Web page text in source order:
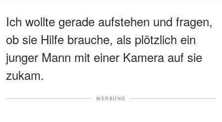
Ich wollte gerade aufstehen und fragen,
ob sie Hilfe brauche, als plötzlich ein
junger Mann mit einer Kamera auf sie
zukam.
WERBUNG